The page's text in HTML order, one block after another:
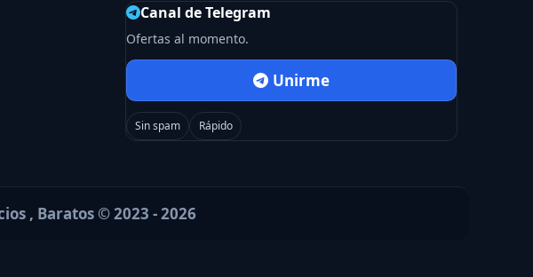
Canal de Telegram
Ofertas al momento.
Unirme
Sin spam Rápido
, Baratos © 2023 - 2026